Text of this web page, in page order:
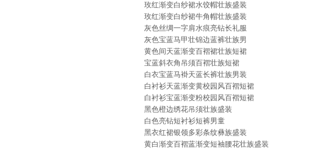
玫红渐变白纱裙水饺帽壮族盛装
玫红渐变白纱裙牛角帽壮族盛装
灰色丝绸一字肩水痕亮钻长礼服
灰色宝蓝马甲壮锦边蓝裤壮族男
黄色间天蓝渐变百褶裙壮族短裙
宝蓝斜衣角吊须百褶壮族短裙
白衣宝蓝马褂天蓝长裤壮族男装
白衬衫天蓝渐变黄校园风百褶短裙
白衬衫宝蓝渐变粉校园风百褶短裙
黑色橙边绣花吊须壮族盛装
白色亮钻短衬衫短裤男童
黑衣红裙银领多彩条纹彝族盛装
黄白渐变百褶蓝渐变短袖腰花壮族盛装